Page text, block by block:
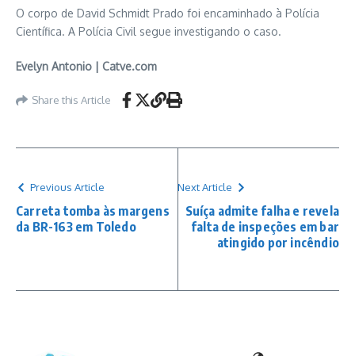
O corpo de David Schmidt Prado foi encaminhado à Polícia
Científica. A Polícia Civil segue investigando o caso.
Evelyn Antonio | Catve.com
Share this Article
Previous Article
Carreta tomba às margens
da BR-163 em Toledo
Next Article
Suíça admite falha e revela
falta de inspeções em bar
atingido por incêndio